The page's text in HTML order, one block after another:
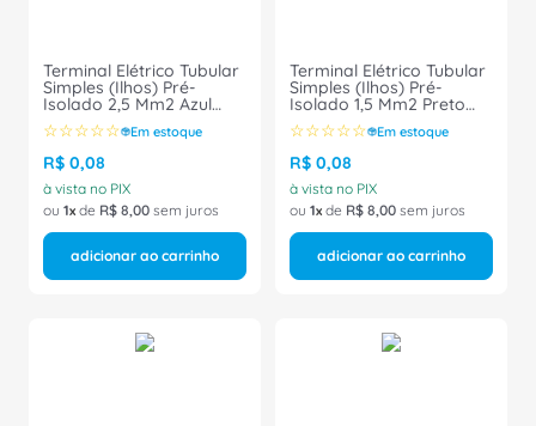
Terminal Elétrico Tubular
Simples (Ilhos) Pré-
Isolado 2,5 Mm2 Azul
H2,5/14D Weidmüller
Conexel
☆☆☆☆☆ Em estoque
R$ 0,08
à vista no PIX
ou 1 de R$ 8,00 sem juros
adicionar ao carrinho
Terminal Elétrico Tubular
Simples (Ilhos) Pré-
Isolado 1,5 Mm2 Preto
H1,5/14D Weidmüller
Conexel
☆☆☆☆☆ Em estoque
R$ 0,08
à vista no PIX
ou 1 de R$ 8,00 sem juros
adicionar ao carrinho